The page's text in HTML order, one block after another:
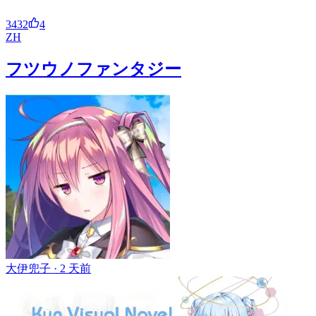
3432
4
ZH
フツウノファンタジー
大伊兜子 · 2 天前